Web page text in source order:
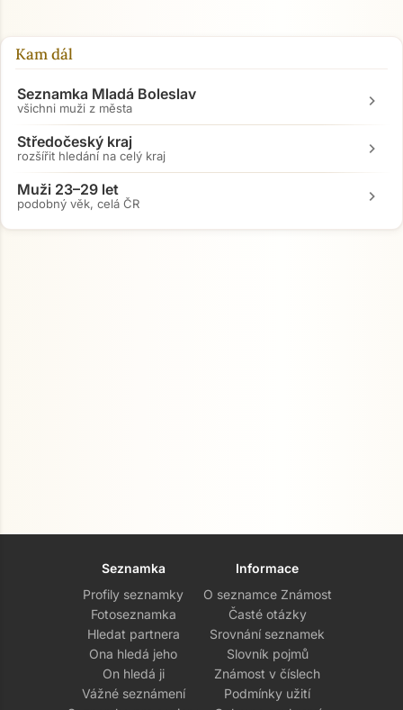
Kam dál
Seznamka Mladá Boleslav
všichni muži z města chevron_right
Středočeský kraj
rozšířit hledání na celý kraj chevron_right
Muži 23–29 let
podobný věk, celá ČR chevron_right
Seznamka
Profily seznamky
Fotoseznamka
Hledat partnera
Ona hledá jeho
On hledá ji
Vážné seznámení
Informace
O seznamce Známost
Časté otázky
Srovnání seznamek
Slovník pojmů
Známost v číslech
Podmínky užití